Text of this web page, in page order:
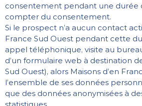
consentement pendant une durée
compter du consentement.
Si le prospect n’a aucun contact
France Sud Ouest pendant cette
appel téléphonique, visite au
d’un formulaire web à destination
Sud Ouest), alors Maisons d’en
l’ensemble de ses données
que des données anonymisées à
statistiques.